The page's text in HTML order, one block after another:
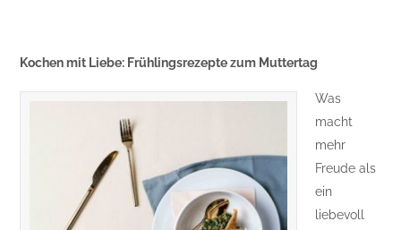
Kochen mit Liebe: Frühlingsrezepte zum Muttertag
Was
macht
mehr
Freude als
ein
liebevoll